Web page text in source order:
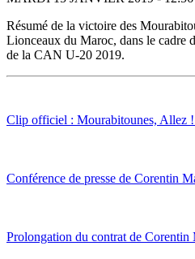
Résumé de la victoire des
Lionceaux du Maroc, dans le cadre
de la CAN U-20 2019.
Clip officiel : Mourabitounes, Allez
Conférence de presse de Corentin
Prolongation du contrat de Corentin